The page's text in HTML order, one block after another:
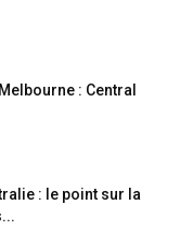
: Central
: le point sur la